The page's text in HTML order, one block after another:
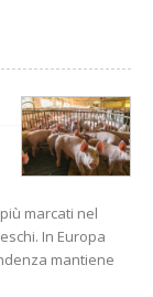
marcati nel
In Europa
mantiene